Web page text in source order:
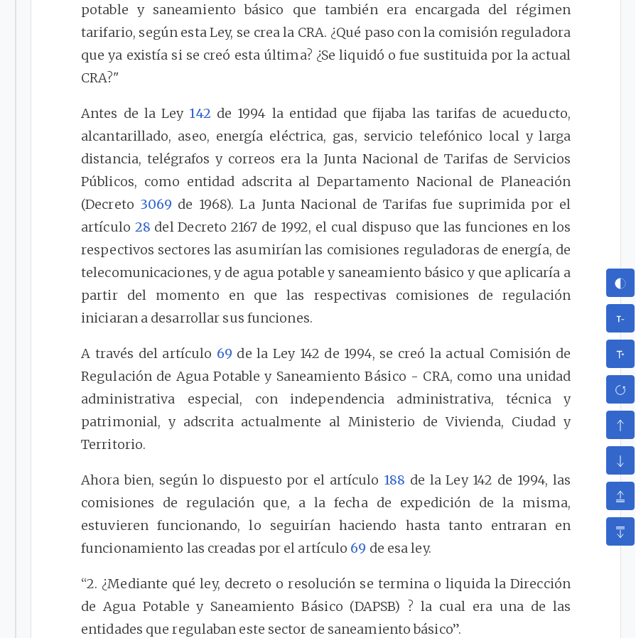
potable y saneamiento básico que también era encargada del régimen
tarifario, según esta Ley, se crea la CRA. ¿Qué paso con la comisión reguladora
que ya existía si se creó esta última? ¿Se liquidó o fue sustituida por la actual
CRA?"
Antes de la Ley 142 de 1994 la entidad que fijaba las tarifas de acueducto,
alcantarillado, aseo, energía eléctrica, gas, servicio telefónico local y larga
distancia, telégrafos y correos era la Junta Nacional de Tarifas de Servicios
Públicos, como entidad adscrita al Departamento Nacional de Planeación
(Decreto 3069 de 1968). La Junta Nacional de Tarifas fue suprimida por el
artículo 28 del Decreto 2167 de 1992, el cual dispuso que las funciones en los
respectivos sectores las asumirían las comisiones reguladoras de energía, de
telecomunicaciones, y de agua potable y saneamiento básico y que aplicaría a
partir del momento en que las respectivas comisiones de regulación
iniciaran a desarrollar sus funciones.
A través del artículo 69 de la Ley 142 de 1994, se creó la actual Comisión de
Regulación de Agua Potable y Saneamiento Básico - CRA, como una unidad
administrativa especial, con independencia administrativa, técnica y
patrimonial, y adscrita actualmente al Ministerio de Vivienda, Ciudad y
Territorio.
Ahora bien, según lo dispuesto por el artículo 188 de la Ley 142 de 1994, las
comisiones de regulación que, a la fecha de expedición de la misma,
estuvieren funcionando, lo seguirían haciendo hasta tanto entraran en
funcionamiento las creadas por el artículo 69 de esa ley.
“2. ¿Mediante qué ley, decreto o resolución se termina o liquida la Dirección
de Agua Potable y Saneamiento Básico (DAPSB) ? la cual era una de las
entidades que regulaban este sector de saneamiento básico”.